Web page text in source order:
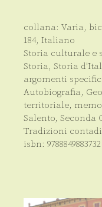
collana: Varia,
184, Italiano
Storia culturale e
Storia, Storia
argomenti
Autobiografia,
territoriale,
Salento, Seconda
Tradizioni
isbn: 9788849883732